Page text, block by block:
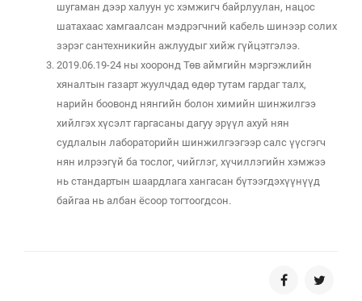
шугаман дээр халуун ус хэмжигч байрлуулан, нацос
шатахаас хамгаалсан мэдрэгчний кабель шинээр солих
зэрэг сантехникийн ажлуудыг хийж гүйцэтгэлээ.
2019.06.19-24 ны хооронд Төв аймгийн мэргэжлийн
хяналтын газарт жуулчдад өдөр тутам гардаг талх,
нарийн боовонд нянгийн болон химийн шинжилгээ
хийлгэх хүсэлт гаргасаны дагуу эрүүл ахуй нян
судлалын лабораторийн шинжилгээгээр салс үүсгэгч
нян илрээгүй ба тослог, чийглэг, хүчиллэгийн хэмжээ
нь стандартын шаардлага хангасан бүтээгдэхүүнүүд
байгаа нь албан ёсоор тогтоогдсон.